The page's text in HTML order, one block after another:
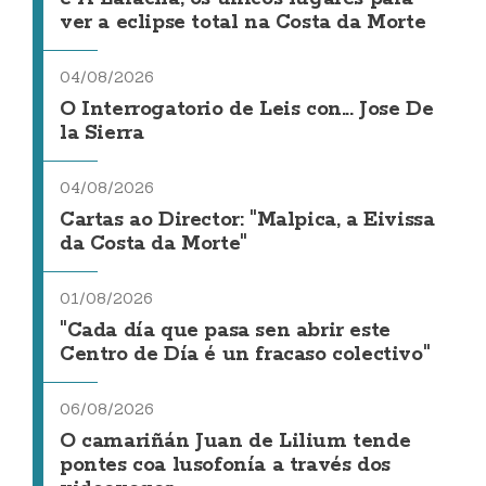
ver a eclipse total na Costa da Morte
04/08/2026
O Interrogatorio de Leis con... Jose De
la Sierra
04/08/2026
Cartas ao Director: "Malpica, a Eivissa
da Costa da Morte"
01/08/2026
"Cada día que pasa sen abrir este
Centro de Día é un fracaso colectivo"
06/08/2026
O camariñán Juan de Lilium tende
pontes coa lusofonía a través dos